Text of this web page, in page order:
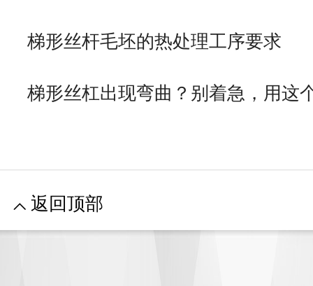
梯形丝杆毛坯的热处理工序要求
梯形丝杠出现弯曲？别着急，用这
返回顶部